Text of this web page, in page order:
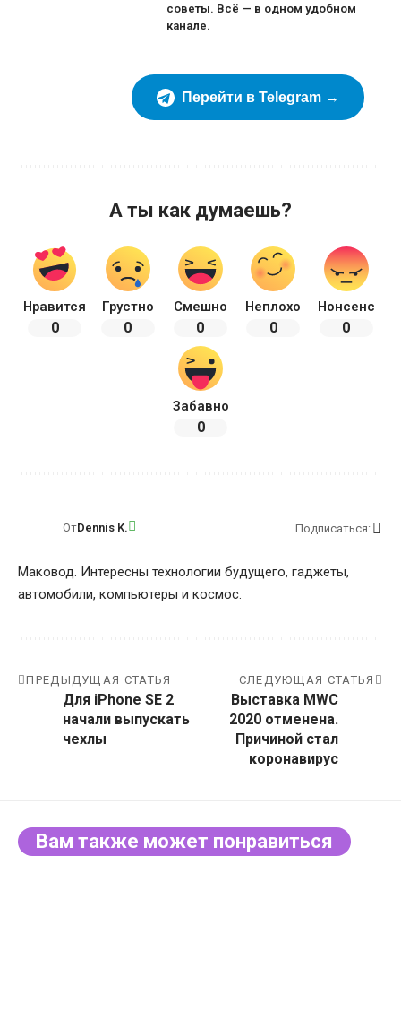
советы. Всё — в одном удобном
канале.
Перейти в Telegram →
А ты как думаешь?
Нравится
0
Грустно
0
Смешно
0
Неплохо
0
Нонсенс
0
Забавно
0
ОтDennis K. Подписаться:
Маковод. Интересны технологии будущего, гаджеты,
автомобили, компьютеры и космос.
ПРЕДЫДУЩАЯ СТАТЬЯ
Для iPhone SE 2
начали выпускать
чехлы
СЛЕДУЮЩАЯ СТАТЬЯ
Выставка MWC
2020 отменена.
Причиной стал
коронавирус
Вам также может понравиться